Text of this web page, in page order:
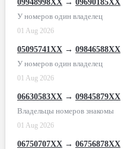
09948998XX → 09690185XX
У номеров один владелец
01 Aug 2026
05095741XX → 09846588XX
У номеров один владелец
01 Aug 2026
06630583XX → 09845879XX
Владельцы номеров знакомы
01 Aug 2026
06750707XX → 06756878XX